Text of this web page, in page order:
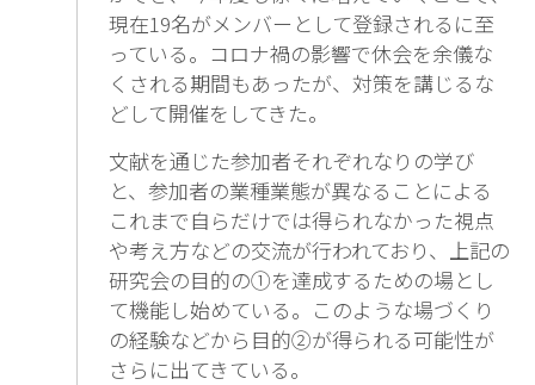
現在19名がメンバーとして登録されるに至
っている。コロナ禍の影響で休会を余儀な
くされる期間もあったが、対策を講じるな
どして開催をしてきた。
文献を通じた参加者それぞれなりの学び
と、参加者の業種業態が異なることによる
これまで自らだけでは得られなかった視点
や考え方などの交流が行われており、上記の
研究会の目的の①を達成するための場とし
て機能し始めている。このような場づくり
の経験などから目的②が得られる可能性が
さらに出てきている。